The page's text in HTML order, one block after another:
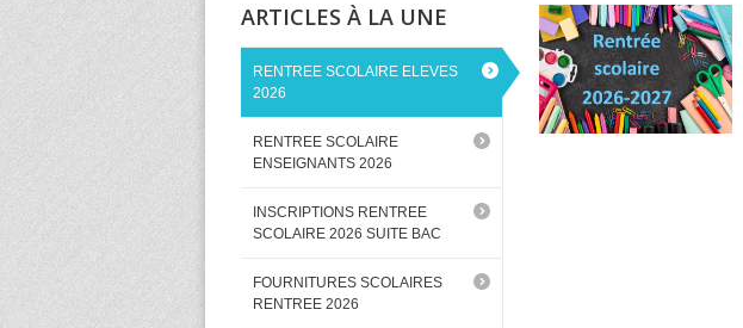
ARTICLES À LA UNE
RENTREE SCOLAIRE ELEVES
2026
RENTREE SCOLAIRE
ENSEIGNANTS 2026
INSCRIPTIONS RENTREE
SCOLAIRE 2026 SUITE BAC
FOURNITURES SCOLAIRES
RENTREE 2026